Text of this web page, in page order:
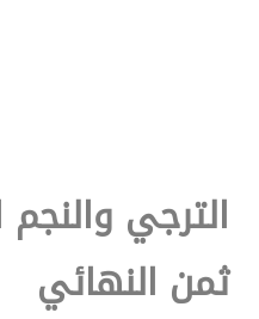
الترجي
ثمن النهائي